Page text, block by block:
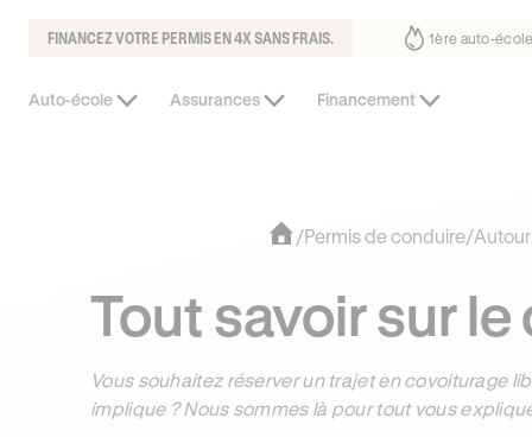
FINANCEZ VOTRE PERMIS EN 4X SANS FRAIS.
confiance 30% moins chère que l’auto-école de votre quartier¹
Auto-école Assurances Financement
/Permis de conduire/
Tout savoir sur
Vous souhaitez réserver un trajet en covoiturage
implique ? Nous sommes là pour tout vous